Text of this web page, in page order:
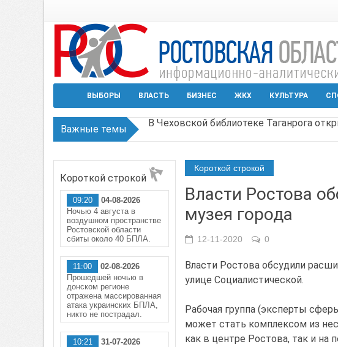
ВЫБОРЫ ВЛАСТЬ БИЗНЕС ЖКХ КУЛЬТУРА
Важные темы В Ростове задержан подозреваемый в
Около 150 беспилотников прошедшей
Режим ЧС регионального характера
В Чеховской библиотеке Таганрога
Короткой строкой
Власти Ростова
музея города
12-11-2020 0
Власти Ростова обсудили
улице Социалистической.
Рабочая группа (эксперты
может стать комплексом из
как в центре Ростова, так и
Короткой строкой
09:20
04-08-2026
Ночью 4 августа в
воздушном пространстве
Ростовской области
сбиты около 40 БПЛА.
11:00
02-08-2026
Прошедшей ночью в
донском регионе
отражена массированная
атака украинских БПЛА,
никто не пострадал.
10:21
31-07-2026